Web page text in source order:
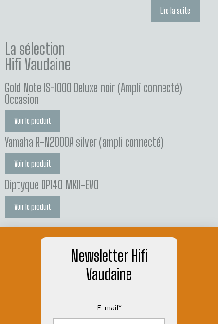
Lire la suite
La sélection
Hifi Vaudaine
Gold Note IS-1000 Deluxe noir (Ampli connecté)
Occasion
Voir le produit
Yamaha R-N2000A silver (ampli connecté)
Voir le produit
Diptyque DP140 MKII-EVO
Voir le produit
Newsletter Hifi
Vaudaine
E-mail*